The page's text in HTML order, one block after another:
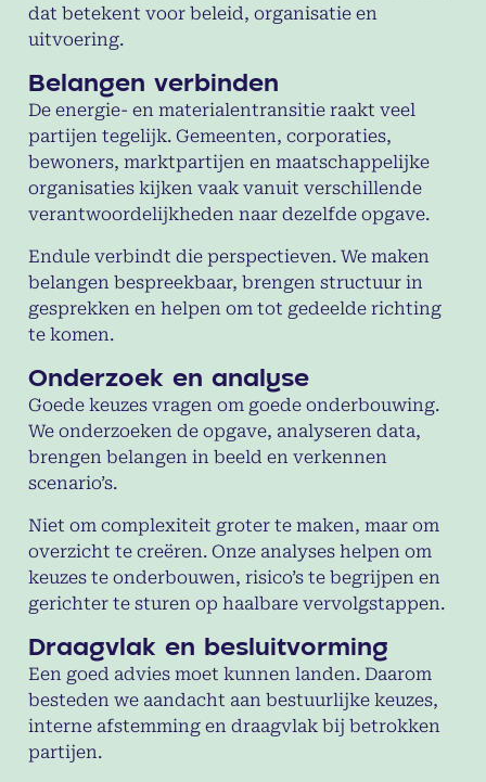
dat betekent voor beleid, organisatie en
uitvoering.
Belangen verbinden
De energie- en materialentransitie raakt veel
partijen tegelijk. Gemeenten, corporaties,
bewoners, marktpartijen en maatschappelijke
organisaties kijken vaak vanuit verschillende
verantwoordelijkheden naar dezelfde opgave.
Endule verbindt die perspectieven. We maken
belangen bespreekbaar, brengen structuur in
gesprekken en helpen om tot gedeelde richting
te komen.
Onderzoek en analyse
Goede keuzes vragen om goede onderbouwing.
We onderzoeken de opgave, analyseren data,
brengen belangen in beeld en verkennen
scenario’s.
Niet om complexiteit groter te maken, maar om
overzicht te creëren. Onze analyses helpen om
keuzes te onderbouwen, risico’s te begrijpen en
gerichter te sturen op haalbare vervolgstappen.
Draagvlak en besluitvorming
Een goed advies moet kunnen landen. Daarom
besteden we aandacht aan bestuurlijke keuzes,
interne afstemming en draagvlak bij betrokken
partijen.